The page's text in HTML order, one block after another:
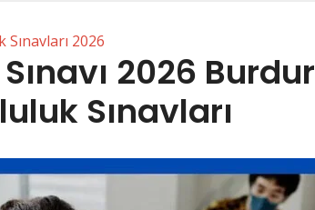
2026
2026 Burdur
Sınavları